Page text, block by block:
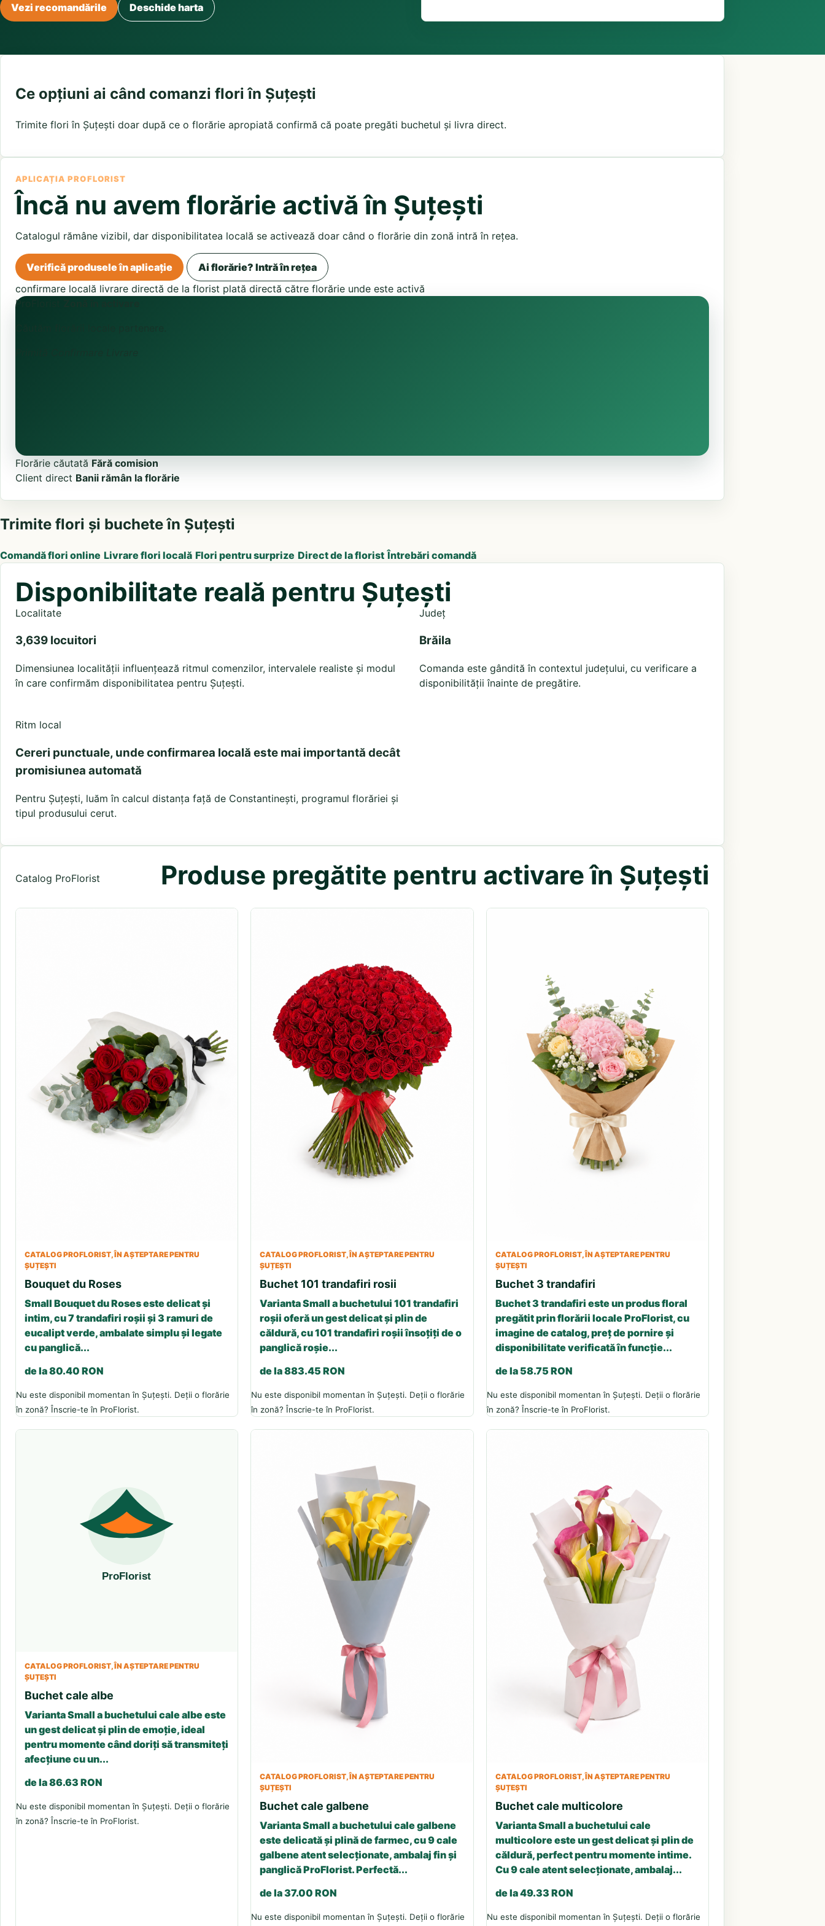
Olt
Prahova
Salaj
Valcea
Vaslui Vrancea
Buchete lalele
Buchete mixte
Buchete trandafiri galbeni
Trandafiri albastri
Vezi recomandările Deschide harta
Ce opțiuni ai când comanzi flori în Șuțești
Trimite flori în Șuțești doar după ce o florărie apropiată confirmă că poate pregăti buchetul și livra direct.
APLICAȚIA PROFLORIST
Încă nu avem florărie activă în Șuțești
Catalogul rămâne vizibil, dar disponibilitatea locală se activează doar când o florărie din zonă intră în rețea.
Verifică produsele în aplicație
Ai florărie? Intră în rețea
confirmare locală livrare directă de la florist plată directă către florărie unde este activă
ProFlorist
Florărie căutată Fără comision
Client direct Banii rămân la florărie
Trimite flori și buchete în Șuțești
Comandă flori online Livrare flori locală Flori pentru surprize Direct de la florist Întrebări comandă
Disponibilitate reală pentru Șuțești
Localitate
3,639 locuitori
Dimensiunea localității influențează ritmul comenzilor, intervalele realiste și modul
în care confirmăm disponibilitatea pentru Șuțești.
Județ
Brăila
Comanda este gândită în contextul județului, cu verificare a
disponibilității înainte de pregătire.
Ritm local
Cereri punctuale, unde confirmarea locală este mai importantă decât
promisiunea automată
Pentru Șuțești, luăm în calcul distanța față de Constantinești, programul florăriei și
tipul produsului cerut.
Catalog ProFlorist Produse pregătite pentru activare în Șuțești
CATALOG PROFLORIST, ÎN AȘTEPTARE PENTRU
ȘUȚEȘTI
Bouquet du Roses
Small Bouquet du Roses este delicat și
intim, cu 7 trandafiri roșii și 3 ramuri de
eucalipt verde, ambalate simplu și legate
cu panglică...
de la 80.40 RON
Nu este disponibil momentan în Șuțești. Deții o florărie
în zonă? Înscrie-te în ProFlorist.
CATALOG PROFLORIST, ÎN AȘTEPTARE PENTRU
ȘUȚEȘTI
Buchet 101 trandafiri rosii
Varianta Small a buchetului 101 trandafiri
roșii oferă un gest delicat și plin de
căldură, cu 101 trandafiri roșii însoțiți de o
panglică roșie...
de la 883.45 RON
Nu este disponibil momentan în Șuțești. Deții o florărie
în zonă? Înscrie-te în ProFlorist.
CATALOG PROFLORIST, ÎN AȘTEPTARE PENTRU
ȘUȚEȘTI
Buchet 3 trandafiri
Buchet 3 trandafiri este un produs floral
pregătit prin florării locale ProFlorist, cu
imagine de catalog, preț de pornire și
disponibilitate verificată în funcție...
de la 58.75 RON
Nu este disponibil momentan în Șuțești. Deții o florărie
în zonă? Înscrie-te în ProFlorist.
CATALOG PROFLORIST, ÎN AȘTEPTARE PENTRU
ȘUȚEȘTI
Buchet cale albe
Varianta Small a buchetului cale albe este
un gest delicat și plin de emoție, ideal
pentru momente când doriți să transmiteți
afecțiune cu un...
de la 86.63 RON
Nu este disponibil momentan în Șuțești. Deții o florărie
în zonă? Înscrie-te în ProFlorist.
CATALOG PROFLORIST, ÎN AȘTEPTARE PENTRU
ȘUȚEȘTI
Buchet cale galbene
Varianta Small a buchetului cale galbene
este delicată și plină de farmec, cu 9 cale
galbene atent selecționate, ambalaj fin și
panglică ProFlorist. Perfectă...
de la 37.00 RON
Nu este disponibil momentan în Șuțești. Deții o florărie
CATALOG PROFLORIST, ÎN AȘTEPTARE PENTRU
ȘUȚEȘTI
Buchet cale multicolore
Varianta Small a buchetului cale
multicolore este un gest delicat și plin de
căldură, perfect pentru momente intime.
Cu 9 cale atent selecționate, ambalaj...
de la 49.33 RON
Nu este disponibil momentan în Șuțești. Deții o florărie